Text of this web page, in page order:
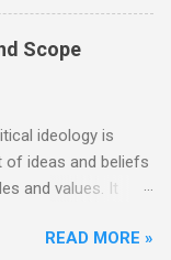
test the breaking
The
and the wider
while avoiding
lies not at the
art of
Ever since
Scope
ideology is
of ideas and beliefs
and values. It
ultimate goals,
READ MORE »